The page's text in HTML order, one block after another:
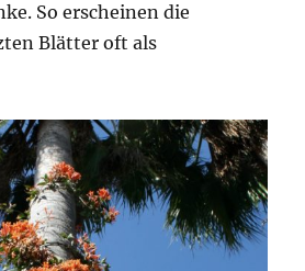
So erscheinen die
Blätter oft als